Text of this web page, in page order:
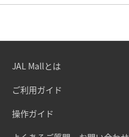
JAL Mallとは
ご利用ガイド
操作ガイド